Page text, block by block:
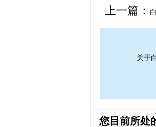
女生应该如何
上一篇：
关于
您目前所处